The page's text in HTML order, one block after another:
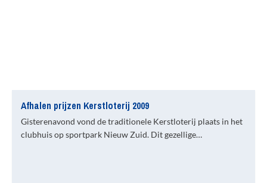
Afhalen prijzen Kerstloterij 2009
Gisterenavond vond de traditionele Kerstloterij plaats in het
clubhuis op sportpark Nieuw Zuid. Dit gezellige…